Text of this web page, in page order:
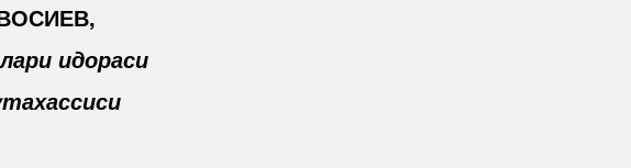
идораси